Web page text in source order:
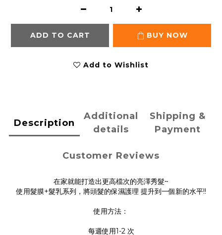
ADD TO CART BUY NOW
Add to Wishlist
Description
Additional
details
Shipping &
Payment
Customer Reviews
在家就能打造出更高檔次的亮澤秀髮~
使用髮膜+髮乳系列，將頭髮的保濕護理 提升到一個新的水平!!
使用方法：
每週使用1-2 次